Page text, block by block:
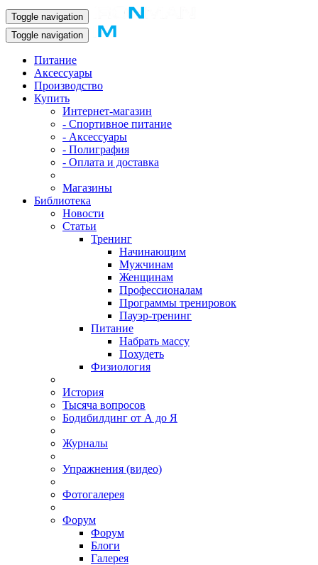
Toggle navigation
Toggle navigation
Питание
Аксессуары
Производство
Купить
Интернет-магазин
- Спортивное питание
- Аксессуары
- Полиграфия
- Оплата и доставка
Магазины
Библиотека
Новости
Статьи
Тренинг
Начинающим
Мужчинам
Женщинам
Профессионалам
Программы тренировок
Пауэр-тренинг
Питание
Набрать массу
Похудеть
Физиология
История
Тысяча вопросов
Бодибилдинг от А до Я
Журналы
Упражнения (видео)
Фотогалерея
Форум
Форум
Блоги
Галерея